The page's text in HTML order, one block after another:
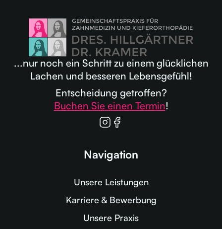
...nur noch ein Schritt zu einem glücklichen
Lachen und besseren Lebensgefühl!
Entscheidung getroffen?
Buchen Sie einen Termin!
Navigation
Unsere Leistungen
Karriere & Bewerbung
Unsere Praxis